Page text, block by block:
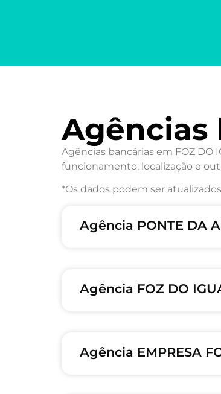
Agências
Agências bancárias em FOZ DO
funcionamento, localização e
*Os dados podem ser
Agência PONTE DA
Agência FOZ DO
Agência EMPRESA